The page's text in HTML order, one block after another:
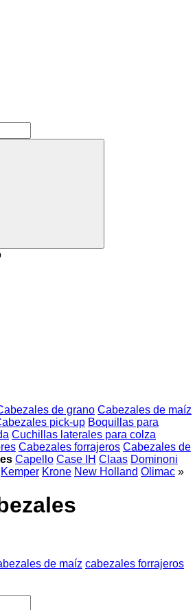
de grano Cabezales de maíz
pick-up Boquillas para
Cuchillas laterales para colza
Cabezales forrajeros Cabezales de
Capello Case IH Claas Dominoni
Kemper Krone New Holland Olimac »
de maíz cabezales forrajeros